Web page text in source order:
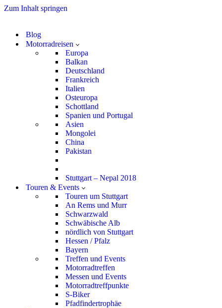
Zum Inhalt springen
Blog
Motorradreisen
Europa
Balkan
Deutschland
Frankreich
Italien
Osteuropa
Schottland
Spanien und Portugal
Asien
Mongolei
China
Pakistan
Stuttgart – Nepal 2018
Touren & Events
Touren um Stuttgart
An Rems und Murr
Schwarzwald
Schwäbische Alb
nördlich von Stuttgart
Hessen / Pfalz
Bayern
Treffen und Events
Motorradtreffen
Messen und Events
Motorradtreffpunkte
S-Biker
Pfadfindertrophäe